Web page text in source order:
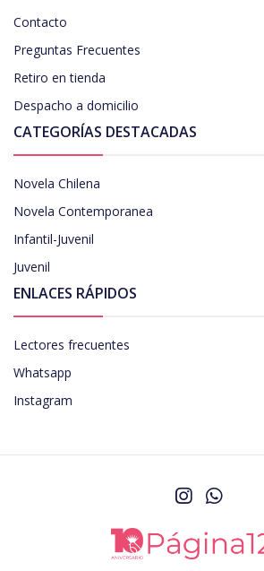
Contacto
Preguntas Frecuentes
Retiro en tienda
Despacho a domicilio
CATEGORÍAS DESTACADAS
Novela Chilena
Novela Contemporanea
Infantil-Juvenil
Juvenil
ENLACES RÁPIDOS
Lectores frecuentes
Whatsapp
Instagram